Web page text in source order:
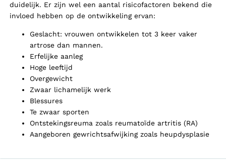
duidelijk. Er zijn wel een aantal risicofactoren bekend die
invloed hebben op de ontwikkeling ervan:
Geslacht: vrouwen ontwikkelen tot 3 keer vaker
artrose dan mannen.
Erfelijke aanleg
Hoge leeftijd
Overgewicht
Zwaar lichamelijk werk
Blessures
Te zwaar sporten
Ontstekingsreuma zoals reumatoïde artritis (RA)
Aangeboren gewrichtsafwijking zoals heupdysplasie